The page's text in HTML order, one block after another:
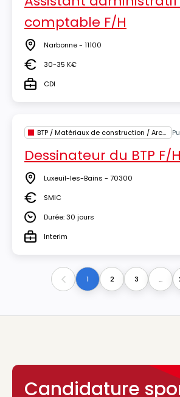
comptable F/H
Lieu Narbonne - 11100
Salaire30-35 K€
TypeCDI
BTP / Matériaux de construction / Architecture
Dessinateur du BTP F/H
Lieu Luxeuil-les-Bains - 70300
Salaire
SMIC
DuréeDurée: 30 jours
TypeInterim
Previous1 2 3 ...
Candidature